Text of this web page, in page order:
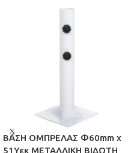
ΒΑΣΗ ΟΜΠΡΕΛΑΣ Φ60mm x
51Υεκ ΜΕΤΑΛΛΙΚΗ ΒΙΔΩΤΗ